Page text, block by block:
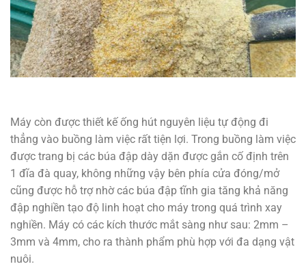
Máy còn được thiết kế ống hút nguyên liệu tự động đi
thẳng vào buồng làm việc rất tiện lợi. Trong buồng làm việc
được trang bị các búa đập dày dặn được gắn cố định trên
1 đĩa đà quay, không những vậy bên phía cửa đóng/mở
cũng được hỗ trợ nhờ các búa đập tĩnh gia tăng khả năng
đập nghiền tạo độ linh hoạt cho máy trong quá trình xay
nghiền. Máy có các kích thước mắt sàng như sau: 2mm –
3mm và 4mm, cho ra thành phẩm phù hợp với đa dạng vật
nuôi.